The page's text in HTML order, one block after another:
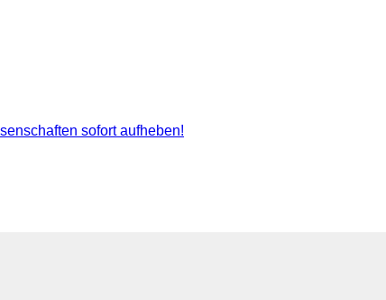
sofort aufheben!